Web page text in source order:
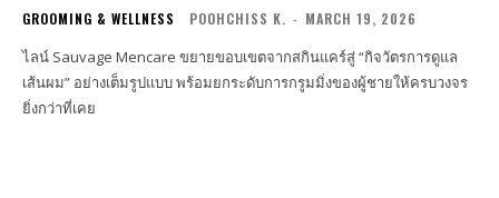
GROOMING & WELLNESS POOHCHISS K. - MARCH 19, 2026
ไลน์ Sauvage Mencare ขยายขอบเขตจากสกินแคร์สู่ “กิจวัตรการดูแล
เส้นผม” อย่างเต็มรูปแบบ พร้อมยกระดับการกรูมมิ่งของผู้ชายให้ครบวงจร
ยิ่งกว่าที่เคย